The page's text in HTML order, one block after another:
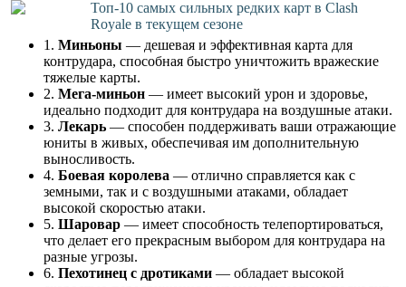
Топ-10 самых сильных редких карт в Clash
Royale в текущем сезоне
1. Миньоны — дешевая и эффективная карта для
контрудара, способная быстро уничтожить вражеские
тяжелые карты.
2. Мега-миньон — имеет высокий урон и здоровье,
идеально подходит для контрудара на воздушные атаки.
3. Лекарь — способен поддерживать ваши отражающие
юниты в живых, обеспечивая им дополнительную
выносливость.
4. Боевая королева — отлично справляется как с
земными, так и с воздушными атаками, обладает
высокой скоростью атаки.
5. Шаровар — имеет способность телепортироваться,
что делает его прекрасным выбором для контрудара на
разные угрозы.
6. Пехотинец с дротиками — обладает высокой